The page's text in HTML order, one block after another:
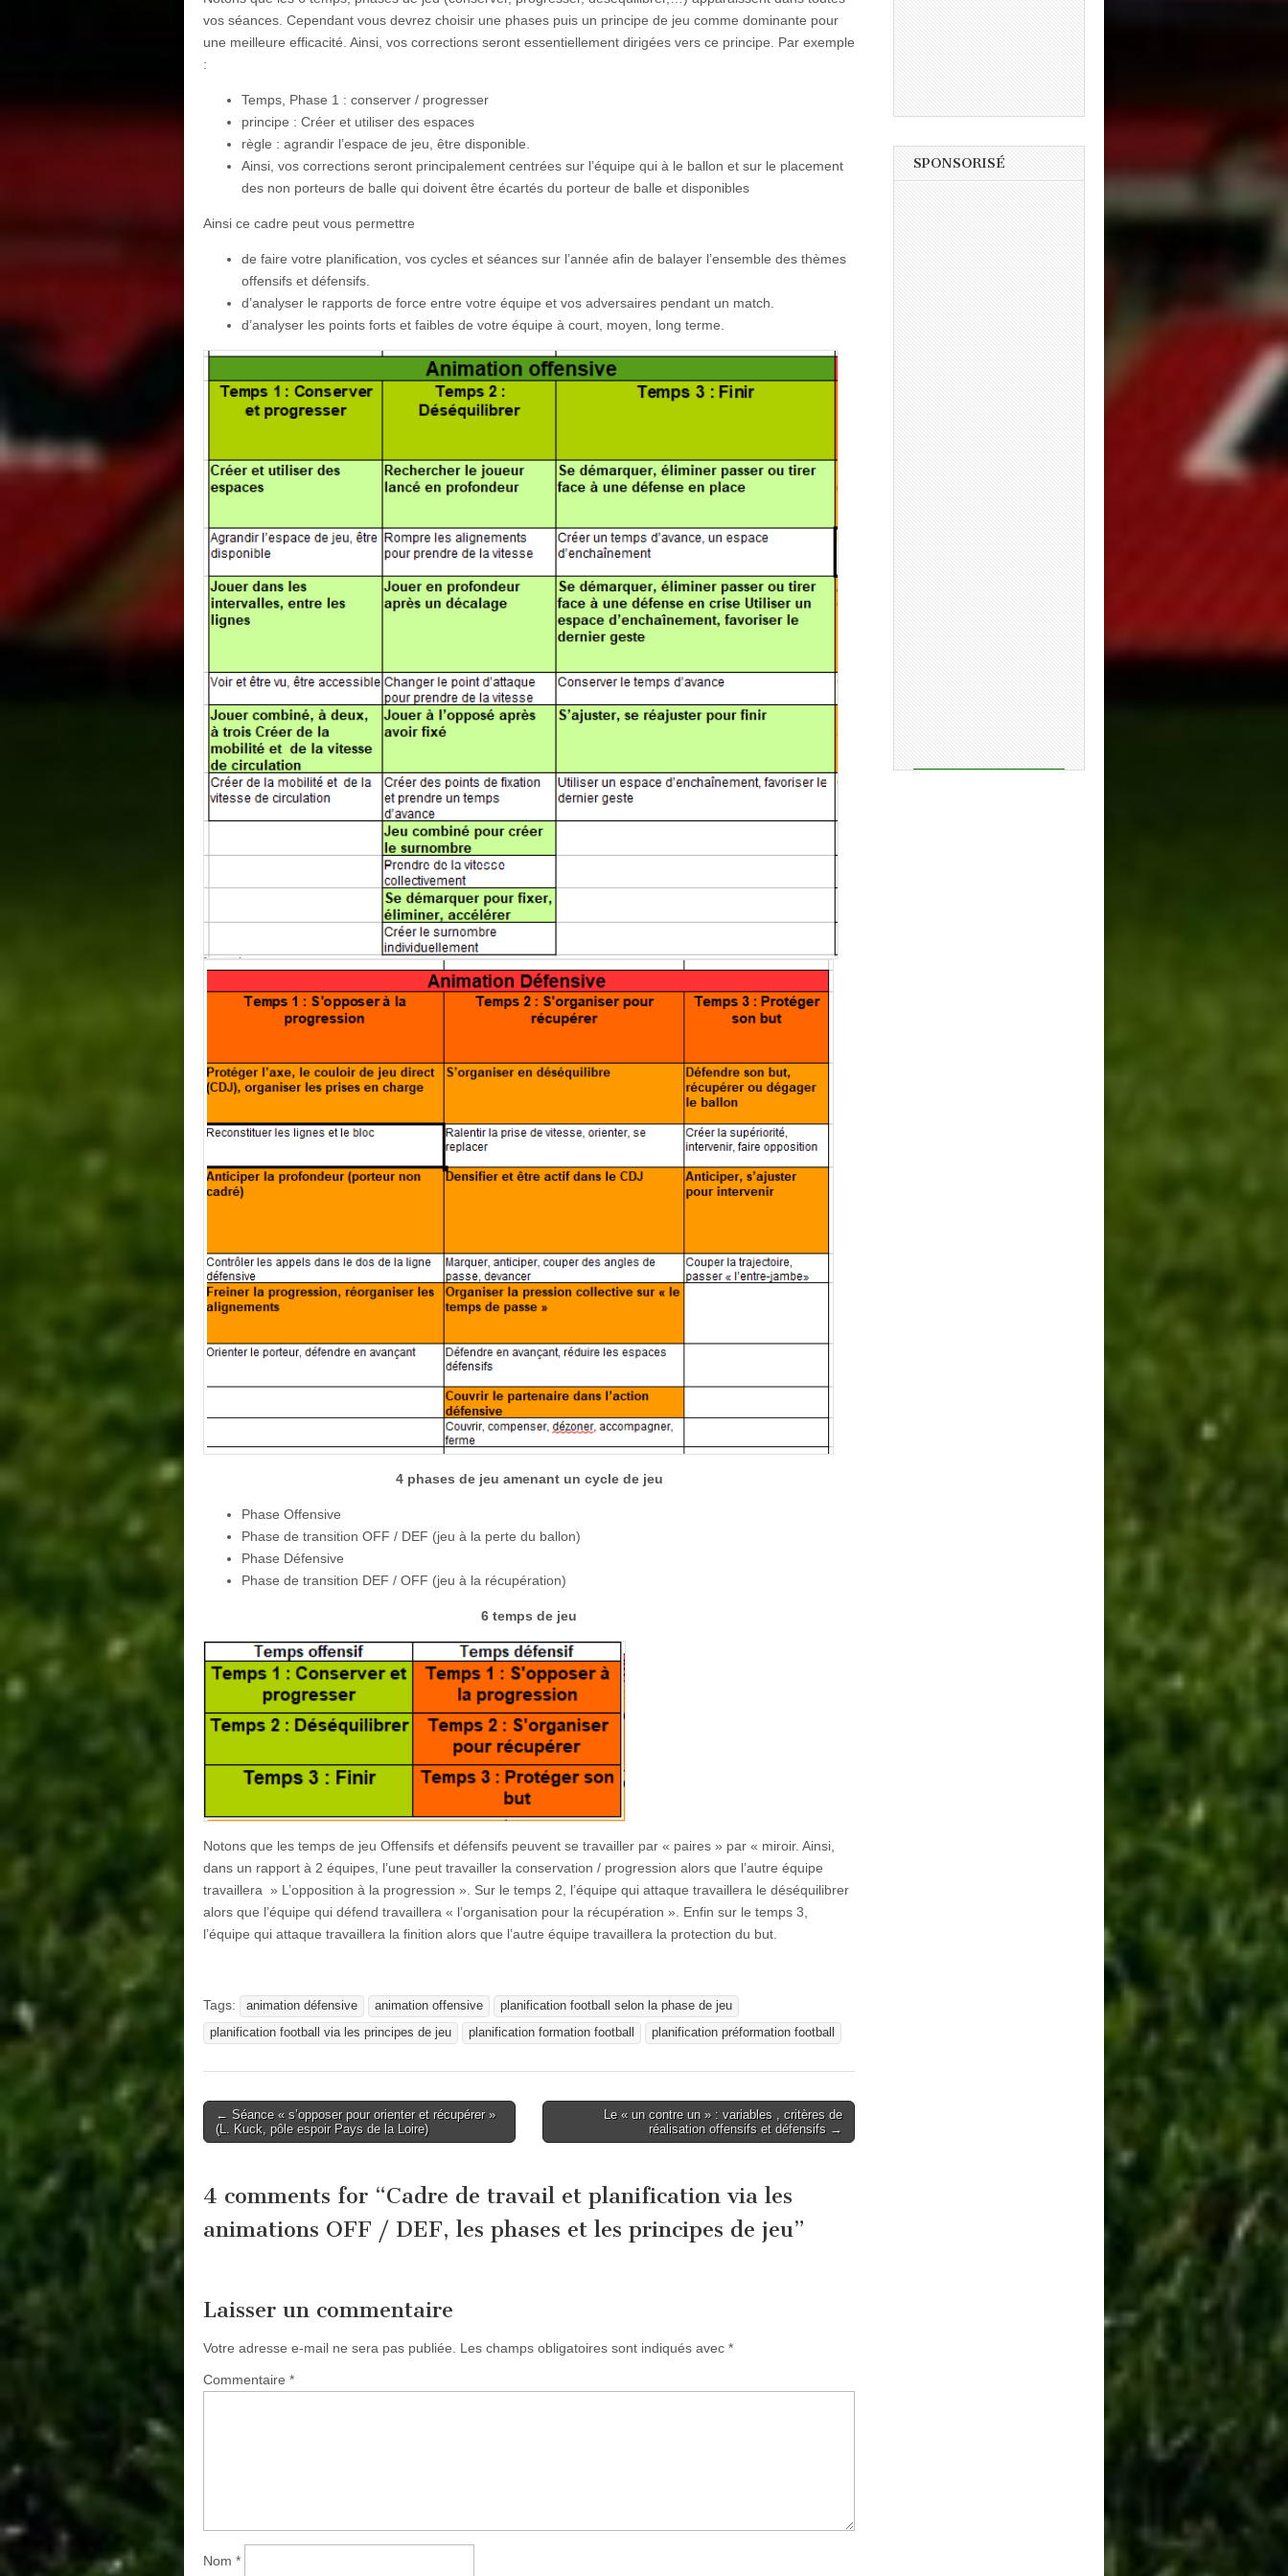
vos séances. Cependant vous devrez choisir une phases puis un principe de jeu comme dominante pour
une meilleure efficacité. Ainsi, vos corrections seront essentiellement dirigées vers ce principe. Par exemple
:
Temps, Phase 1 : conserver / progresser
principe : Créer et utiliser des espaces
règle : agrandir l’espace de jeu, être disponible.
Ainsi, vos corrections seront principalement centrées sur l’équipe qui à le ballon et sur le placement
des non porteurs de balle qui doivent être écartés du porteur de balle et disponibles
Ainsi ce cadre peut vous permettre
de faire votre planification, vos cycles et séances sur l’année afin de balayer l’ensemble des thèmes
offensifs et défensifs.
d’analyser le rapports de force entre votre équipe et vos adversaires pendant un match.
d’analyser les points forts et faibles de votre équipe à court, moyen, long terme.
4 phases de jeu amenant un cycle de jeu
Phase Offensive
Phase de transition OFF / DEF (jeu à la perte du ballon)
Phase Défensive
Phase de transition DEF / OFF (jeu à la récupération)
6 temps de jeu
Notons que les temps de jeu Offensifs et défensifs peuvent se travailler par « paires » par « miroir. Ainsi,
dans un rapport à 2 équipes, l’une peut travailler la conservation / progression alors que l’autre équipe
travaillera » L’opposition à la progression ». Sur le temps 2, l’équipe qui attaque travaillera le déséquilibrer
alors que l’équipe qui défend travaillera « l’organisation pour la récupération ». Enfin sur le temps 3,
l’équipe qui attaque travaillera la finition alors que l’autre équipe travaillera la protection du but.
Tags: animation défensive animation offensive
planification football selon la phase de jeu
planification football via les principes de jeu
planification formation football planification préformation football
Post
navigation
← Séance « s’opposer pour orienter et récupérer »
(L. Kuck, pôle espoir Pays de la Loire)
Le « un contre un » : variables , critères de
réalisation offensifs et défensifs →
4 comments for “Cadre de travail et planification via les
animations OFF / DEF, les phases et les principes de jeu”
Laisser un commentaire
Votre adresse e-mail ne sera pas publiée. Les champs obligatoires sont indiqués avec *
Commentaire *
Nom *
SPONSORISÉ